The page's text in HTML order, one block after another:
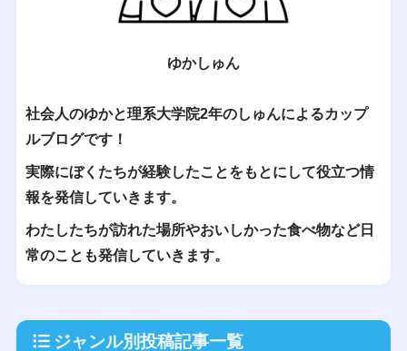
ゆかしゅん
社会人のゆかと理系大学院2年のしゅんによるカップ
ルブログです！
実際にぼくたちが経験したことをもとにして役立つ情
報を発信していきます。
わたしたちが訪れた場所やおいしかった食べ物など日
常のことも発信していきます。
ジャンル別投稿記事一覧